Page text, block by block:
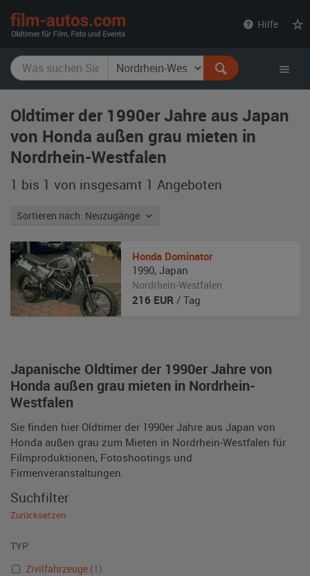
Hilfe
Oldtimer der 1990er Jahre aus Japan
von Honda außen grau mieten in
Nordrhein-Westfalen
1 bis 1 von insgesamt 1 Angeboten
Sortieren nach: Neuzugänge
Japanische Oldtimer der 1990er Jahre von
Honda außen grau mieten in Nordrhein-
Westfalen
Sie finden hier Oldtimer der 1990er Jahre aus Japan von
Honda außen grau zum Mieten in Nordrhein-Westfalen für
Filmproduktionen, Fotoshootings und
Firmenveranstaltungen.
Honda Dominator
1990, Japan
Nordrhein-Westfalen
216 EUR / Tag
Suchfilter
Zurücksetzen
TYP
Zivilfahrzeuge (1)